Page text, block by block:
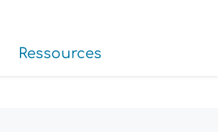
Ressources